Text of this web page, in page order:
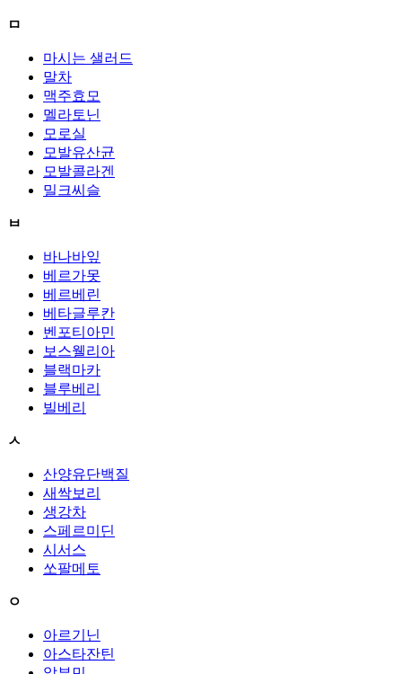
ㅁ
마시는 샐러드
말차
맥주효모
멜라토닌
모로실
모발유산균
모발콜라겐
밀크씨슬
ㅂ
바나바잎
베르가못
베르베린
베타글루칸
벤포티아민
보스웰리아
블랙마카
블루베리
빌베리
ㅅ
산양유단백질
새싹보리
생강차
스페르미딘
시서스
쏘팔메토
ㅇ
아르기닌
아스타잔틴